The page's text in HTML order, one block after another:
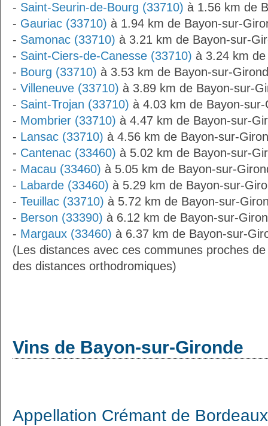
- Saint-Seurin-de-Bourg (33710) à 1.56 km de
- Gauriac (33710) à 1.94 km de Bayon-sur-
- Samonac (33710) à 3.21 km de Bayon-sur-
- Saint-Ciers-de-Canesse (33710) à 3.24 km
- Bourg (33710) à 3.53 km de Bayon-sur-
- Villeneuve (33710) à 3.89 km de Bayon-sur-
- Saint-Trojan (33710) à 4.03 km de Bayon-sur-
- Mombrier (33710) à 4.47 km de Bayon-sur-
- Lansac (33710) à 4.56 km de Bayon-sur-
- Cantenac (33460) à 5.02 km de Bayon-sur-
- Macau (33460) à 5.05 km de Bayon-sur-
- Labarde (33460) à 5.29 km de Bayon-sur-
- Teuillac (33710) à 5.72 km de Bayon-sur-
- Berson (33390) à 6.12 km de Bayon-sur-
- Margaux (33460) à 6.37 km de Bayon-sur-
(Les distances avec ces communes proches
des distances orthodromiques)
Vins de Bayon-sur-Gironde
Appellation Crémant de Bordeaux